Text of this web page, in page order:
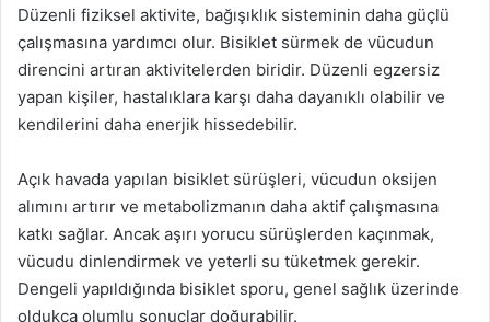
Düzenli fiziksel aktivite, bağışıklık sisteminin daha güçlü
çalışmasına yardımcı olur. Bisiklet sürmek de vücudun
direncini artıran aktivitelerden biridir. Düzenli egzersiz
yapan kişiler, hastalıklara karşı daha dayanıklı olabilir ve
kendilerini daha enerjik hissedebilir.
Açık havada yapılan bisiklet sürüşleri, vücudun oksijen
alımını artırır ve metabolizmanın daha aktif çalışmasına
katkı sağlar. Ancak aşırı yorucu sürüşlerden kaçınmak,
vücudu dinlendirmek ve yeterli su tüketmek gerekir.
Dengeli yapıldığında bisiklet sporu, genel sağlık üzerinde
oldukça olumlu sonuçlar doğurabilir.